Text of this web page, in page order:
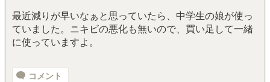
最近減りが早いなぁと思っていたら、中学生の娘が使っ
ていました。ニキビの悪化も無いので、買い足して一緒
に使っていますよ。
コメント